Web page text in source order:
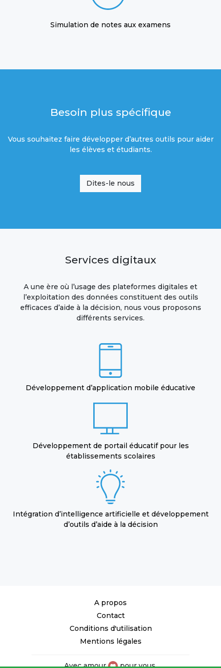
Simulation de notes aux examens
Besoin plus spécifique
Vous souhaitez faire développer d’autres outils pour aider
les élèves et étudiants.
Dites-le nous
Services digitaux
A une ère où l’usage des plateformes digitales et
l’exploitation des données constituent des outils
efficaces d’aide à la décision, nous vous proposons
différents services.
Développement d’application mobile éducative
Développement de portail éducatif pour les
établissements scolaires
Intégration d’intelligence artificielle et développement
d’outils d’aide à la décision
A propos
Contact
Conditions d'utilisation
Mentions légales
Avec amour pour vous.